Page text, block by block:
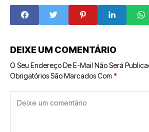
oportunidades e
desafios
DEIXE UM COMENTÁRIO
O Seu Endereço De E-Mail Não Será
Obrigatórios São Marcados Com *